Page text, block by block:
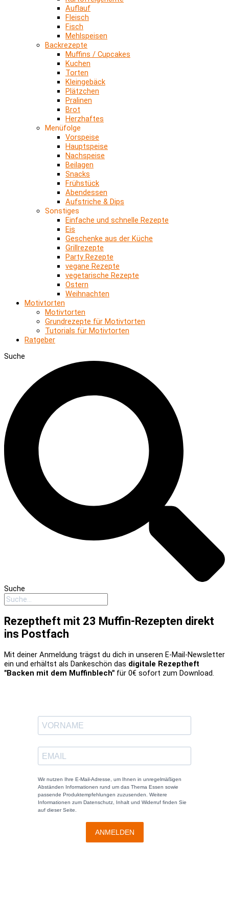
Auflauf
Fleisch
Fisch
Mehlspeisen
Backrezepte
Muffins / Cupcakes
Kuchen
Torten
Kleingebäck
Plätzchen
Pralinen
Brot
Herzhaftes
Menüfolge
Vorspeise
Hauptspeise
Nachspeise
Beilagen
Snacks
Frühstück
Abendessen
Aufstriche & Dips
Sonstiges
Einfache und schnelle Rezepte
Eis
Geschenke aus der Küche
Grillrezepte
Party Rezepte
vegane Rezepte
vegetarische Rezepte
Ostern
Weihnachten
Motivtorten
Motivtorten
Grundrezepte für Motivtorten
Tutorials für Motivtorten
Ratgeber
Suche
Suche
Rezeptheft mit 23 Muffin-Rezepten direkt
ins Postfach
Mit deiner Anmeldung trägst du dich in unseren E-Mail-Newsletter
ein und erhältst als Dankeschön das digitale Rezeptheft
"Backen mit dem Muffinblech" für 0€ sofort zum Download.
Wir nutzen Ihre E-Mail-Adresse, um Ihnen in unregelmäßigen
Abständen Informationen rund um das Thema Essen sowie
passende Produktempfehlungen zuzusenden. Weitere
Informationen zum Datenschutz, Inhalt und Widerruf finden Sie
auf dieser Seite.
ANMELDEN